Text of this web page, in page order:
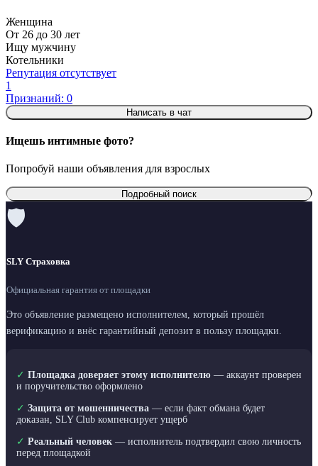
Женщина
От 26 до 30 лет
Ищу мужчину
Котельники
Репутация отсутствует
1
Признаний: 0
Написать в чат
Ищешь интимные фото?
Попробуй наши объявления для взрослых
Подробный поиск
🛡
SLY Страховка
Официальная гарантия от площадки
Это объявление размещено исполнителем, который прошёл
верификацию и внёс гарантийный депозит в пользу площадки.
✓ Площадка доверяет этому исполнителю — аккаунт проверен
и поручительство оформлено
✓ Защита от мошенничества — если факт обмана будет
доказан, SLY Club компенсирует ущерб
✓ Реальный человек — исполнитель подтвердил свою личность
перед площадкой